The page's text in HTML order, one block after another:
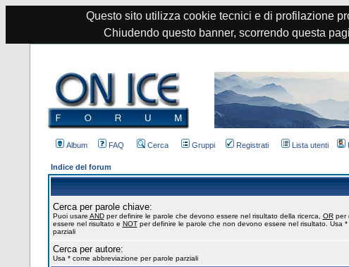
Questo sito utilizza cookie tecnici e di profilazione
Chiudendo questo banner, scorrendo questa
Album FAQ Cerca Gruppi Registrati Lista utenti
Indice del forum
Cerca per parole chiave:
Puoi usare ANDper definire le parole che devono essere nel risultato della ricerca, ORper
essere nel risultato e NOTper definire le parole che non devono essere nel risultato. Usa
parziali
Cerca per autore:
Usa * come abbreviazione per parole parziali